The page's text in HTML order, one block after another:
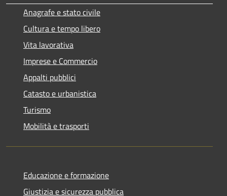
Anagrafe e stato civile
Cultura e tempo libero
Vita lavorativa
Imprese e Commercio
Appalti pubblici
Catasto e urbanistica
Turismo
Mobilità e trasporti
Educazione e formazione
Giustizia e sicurezza pubblica